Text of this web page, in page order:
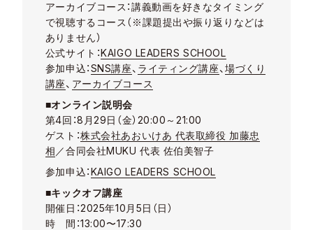
アーカイブコース：講義動画を好きなタイミング
で視聴するコース（※課題提出や振り返りなどは
ありません）
公式サイト：KAIGO LEADERS SCHOOL
参加申込：SNS講座、 ライティング講座、場づくり
講座、 アーカイブコース
■オンライン説明会
第4回：8月29日（金）20:00～21:00
ゲスト：株式会社あおいけあ 代表取締役 加藤忠
相 ／合同会社MUKU 代表 佐伯美智子
参加申込：KAIGO LEADERS SCHOOL
■キックオフ講座
開催日：2025年10月5日（日）
時 間：13:00〜17:30